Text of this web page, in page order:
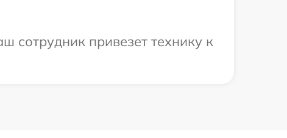
сотрудник привезет технику к